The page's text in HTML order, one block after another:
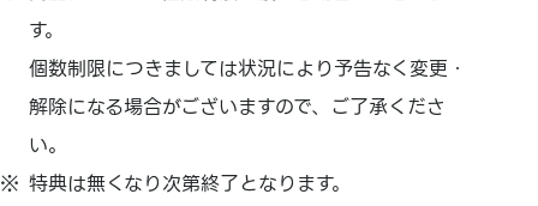
す。
個数制限につきましては状況により予告なく変更・
解除になる場合がございますので、ご了承くださ
い。
特典は無くなり次第終了となります。